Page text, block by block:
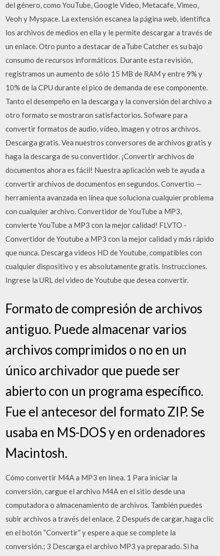
del género, como YouTube, Google Video, Metacafe, Vimeo,
Veoh y Myspace. La extensión escanea la página web, identifica
los archivos de medios en ella y le permite descargar a través de
un enlace. Otro punto a destacar de aTube Catcher es su bajo
consumo de recursos informáticos. Durante esta revisión,
registramos un aumento de sólo 15 MB de RAM y entre 9% y
10% de la CPU durante el pico de demanda de ese componente.
Tanto el desempeño en la descarga y la conversión del archivo a
otro formato se mostraron satisfactorios. Sofware para
convertir formatos de audio, vídeo, imagen y otros archivos.
Descarga gratis. Vea nuestros conversores de archivos gratis y
haga la descarga de su convertidor. ¡Convertir archivos de
documentos ahora es fácil! Nuestra aplicación web te ayuda a
convertir archivos de documentos en segundos. Convertio —
herramienta avanzada en línea que soluciona cualquier problema
con cualquier archivo. Convertidor de YouTube a MP3,
convierte YouTube a MP3 con la mejor calidad! FLVTO -
Convertidor de Youtube a MP3 con la mejor calidad y más rápido
que nunca. Descarga videos HD de Youtube, compatibles con
cualquier dispositivo y es absolutamente gratis. Instrucciones.
Ingrese la URL del video de Youtube que desea convertir.
Formato de compresión de archivos
antiguo. Puede almacenar varios
archivos comprimidos o no en un
único archivador que puede ser
abierto con un programa específico.
Fue el antecesor del formato ZIP. Se
usaba en MS-DOS y en ordenadores
Macintosh.
Cómo convertir M4A a MP3 en línea. 1 Para iniciar la
conversión, cargue el archivo M4A en el sitio desde una
computadora o almacenamiento de archivos. También puedes
subir archivos a través del enlace. 2 Después de cargar, haga clic
en el botón “Convertir” y espere a que se complete la
conversión.; 3 Descarga el archivo MP3 ya preparado. Si ha